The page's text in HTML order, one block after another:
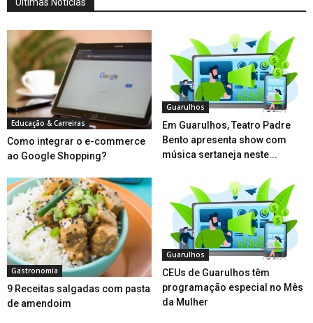
Educação & Carreiras
Como integrar o e-commerce
ao Google Shopping?
Guarulhos
Em Guarulhos, Teatro Padre
Bento apresenta show com
música sertaneja neste...
Gastronomia
9 Receitas salgadas com pasta
de amendoim
Guarulhos
CEUs de Guarulhos têm
programação especial no Mês
da Mulher